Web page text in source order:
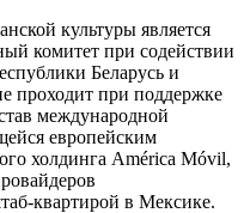
культуры является
комитет при содействии
Беларусь и
проходит при поддержке
международной
европейским
холдинга América Móvil,
квартирой в Мексике.